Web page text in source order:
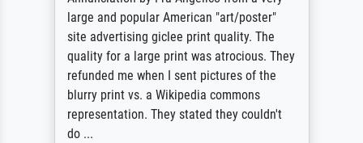
large and popular American "art/poster"
site advertising giclee print quality. The
quality for a large print was atrocious. They
refunded me when I sent pictures of the
blurry print vs. a Wikipedia commons
representation. They stated they couldn't
do ...